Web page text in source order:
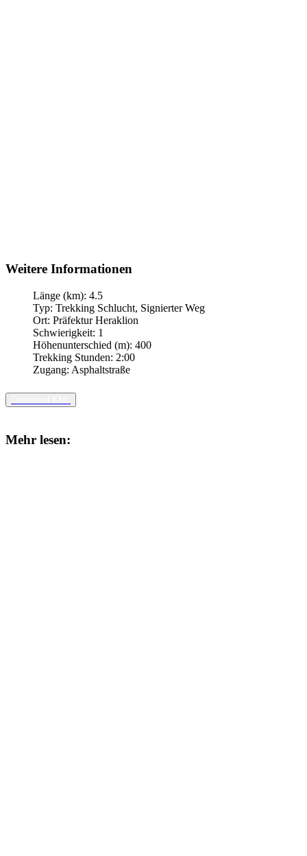
Weitere Informationen
Länge (km): 4.5
Typ: Trekking Schlucht, Signierter Weg
Ort: Präfektur Heraklion
Schwierigkeit: 1
Höhenunterschied (m): 400
Trekking Stunden: 2:00
Zugang: Asphaltstraße
Mehr lesen: